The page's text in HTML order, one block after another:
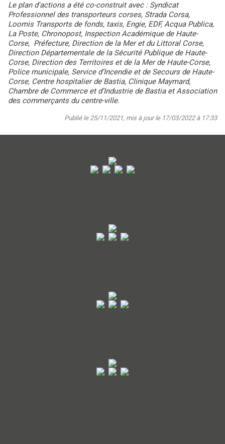
Le plan d'actions a été co-construit avec : Syndicat
Professionnel des transporteurs corses, Strada Corsa,
Loomis Transports de fonds, taxis, Engie, EDF, Acqua Publica,
La Poste, Chronopost, Inspection Académique de Haute-
Corse, Préfecture, Direction de la Mer et du Littoral Corse,
Direction Départementale de la Sécurité Publique de Haute-
Corse, Direction des Territoires et de la Mer de Haute-Corse,
Police municipale, Service d’Incendie et de Secours de Haute-
Corse, Centre hospitalier de Bastia, Clinique Maymard,
Chambre de Commerce et d’Industrie de Bastia et Association
des commerçants du centre-ville.
Publié le 25/11/2021, mis à jour le 17/03/2022 à 17:33